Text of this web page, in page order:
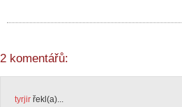
2 komentářů:
tyrjir řekl(a)...